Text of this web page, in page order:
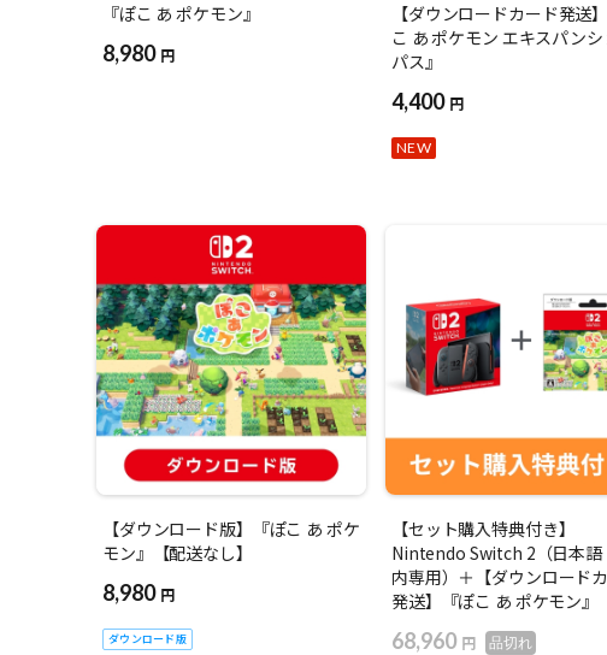
『ぽこ あ ポケモン』
8,980 円
【ダウンロードカード発送
こ あ ポケモン エキスパン
パス』
4,400 円
NEW
【ダウンロード版】『ぽこ あ ポケ
モン』【配送なし】
8,980 円
ダウンロード版
【セット購入特典付き】
Nintendo Switch 2（日本語
内専用）＋【ダウンロード
発送】『ぽこ あ ポケモン』
68,960 円 品切れ